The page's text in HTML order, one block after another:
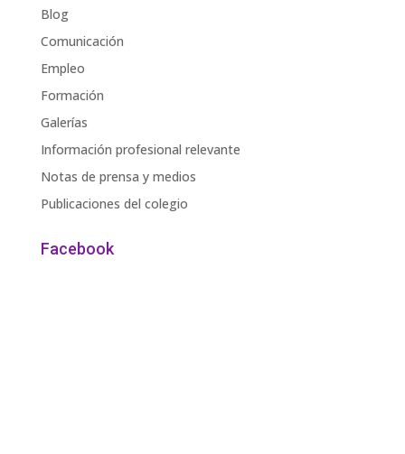
Blog
Comunicación
Empleo
Formación
Galerías
Información profesional relevante
Notas de prensa y medios
Publicaciones del colegio
Facebook